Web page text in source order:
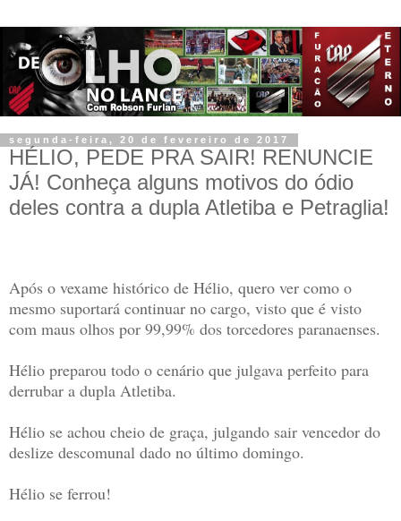
segunda-feira, 20 de fevereiro de 2017
HÉLIO, PEDE PRA SAIR! RENUNCIE
JÁ! Conheça alguns motivos do ódio
deles contra a dupla Atletiba e Petraglia!
Após o vexame histórico de Hélio, quero ver como o
mesmo suportará continuar no cargo, visto que é visto
com maus olhos por 99,99% dos torcedores paranaenses.
Hélio preparou todo o cenário que julgava perfeito para
derrubar a dupla Atletiba.
Hélio se achou cheio de graça, julgando sair vencedor do
deslize descomunal dado no último domingo.
Hélio se ferrou!